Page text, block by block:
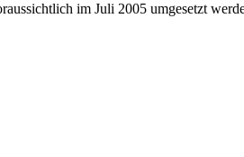
im Juli 2005 umgesetzt